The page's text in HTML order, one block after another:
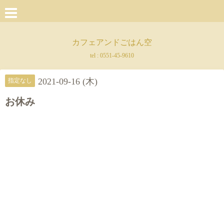
カフェアンドごはん空
tel : 0551-45-9610
指定なし 2021-09-16 (木)
お休み